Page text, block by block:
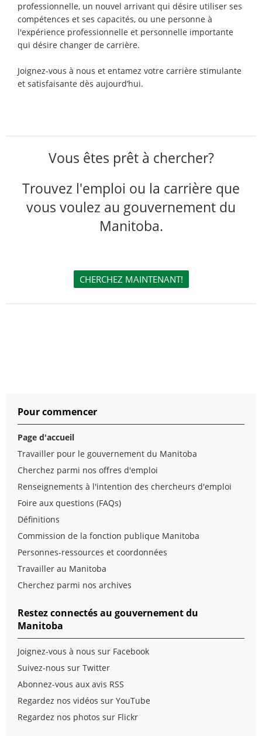
professionnelle, un nouvel arrivant qui désire utiliser ses
compétences et ses capacités, ou une personne à
l'expérience professionnelle et personnelle importante
qui désire changer de carrière.
Joignez-vous à nous et entamez votre carrière stimulante
et satisfaisante dès aujourd’hui.
Vous êtes prêt à chercher?
Trouvez l'emploi ou la carrière que
vous voulez au gouvernement du
Manitoba.
Pour commencer
Page d'accueil
Travailler pour le gouvernement du Manitoba
Cherchez parmi nos offres d'emploi
Renseignements à l'intention des chercheurs d'emploi
Foire aux questions (FAQs)
Définitions
Commission de la fonction publique Manitoba
Personnes-ressources et coordonnées
Travailler au Manitoba
Cherchez parmi nos archives
Restez connectés au gouvernement du
Manitoba
Joignez-vous à nous sur Facebook
Suivez-nous sur Twitter
Abonnez-vous aux avis RSS
Regardez nos vidéos sur YouTube
Regardez nos photos sur Flickr